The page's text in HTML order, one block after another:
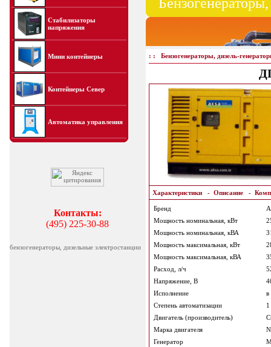
Стабилизаторы
напряжения
Мини контейнеры
Контейнеры Север
Автоматика управления
Контакты:
(495) 225-30-88
бензогенераторы, дизельные электростанции
: : Бензогенераторы, дизель-
Характеристики- Описание-
Бренд
Мощность номинальная, кВт
Мощность номинальная, кВА
Мощность максимальная, кВт
Мощность максимальная, кВА
Расход, л/ч
Напряжение, В
Исполнение
в
Степень автоматизации
Двигатель (производитель)
Марка двигателя
Генератор